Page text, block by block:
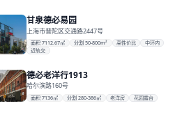
甘泉德必易园
上海市普陀区交通路2447号
面积 7112.67㎡ 分割 50-800m² 高性价比
中环内
近轨交
德必老洋行1913
哈尔滨路160号
面积 7136㎡ 分割 280-386㎡ 老洋房 花园露台